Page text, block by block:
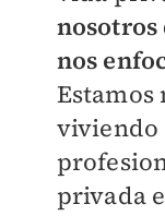
nos
Estamos
viviendo
privada